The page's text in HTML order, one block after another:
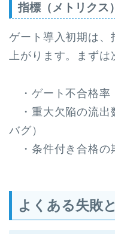
指標（メトリクス
ゲート導入初期は、
上がります。まず
・ゲート不合格率
・重大欠陥の流出
バグ）
・条件付き合格の
よくある失敗